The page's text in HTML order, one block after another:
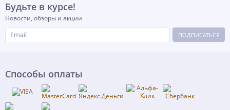
Будьте в курсе!
Новости, обзоры и акции
ПОДПИСАТЬСЯ
Способы оплаты